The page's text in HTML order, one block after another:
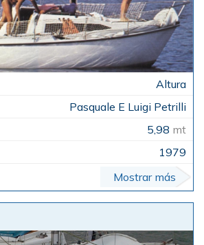
Altura
Pasquale E Luigi Petrilli
5,98 mt
1979
Mostrar más